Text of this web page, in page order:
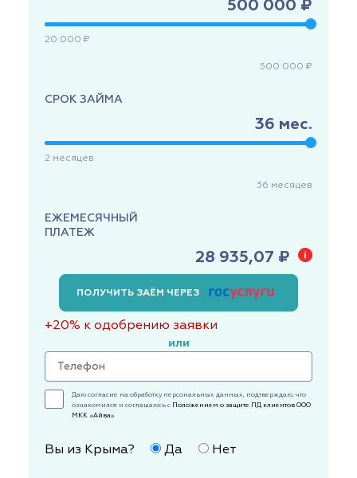
500 000 ₽
20 000 ₽
500 000 ₽
СРОК ЗАЙМА
36 мес.
2 месяцев
36 месяцев
ЕЖЕМЕСЯЧНЫЙ
ПЛАТЕЖ
28 935,07 ₽
ПОЛУЧИТЬ ЗАЁМ ЧЕРЕЗ
+20% к одобрению заявки
или
Даю согласие на обработку персональных данных, подтверждаю, что
ознакомился и соглашаюсь с Положением о защите ПД клиентов ООО
МКК «Айва»
Вы из Крыма? Да Нет